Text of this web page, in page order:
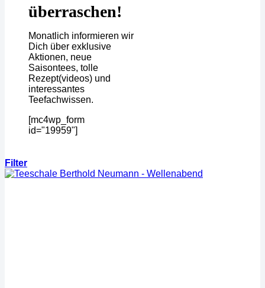
überraschen!
Monatlich informieren wir
Dich über exklusive
Aktionen, neue
Saisontees, tolle
Rezept(videos) und
interessantes
Teefachwissen.
[mc4wp_form
id="19959"]
Filter